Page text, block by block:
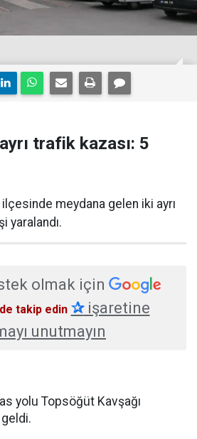
trafik kazası: 5
meydana gelen iki ayrı
yaralandı.
olmak için
takip edin ✰işaretine
unutmayın
yolu Topsöğüt Kavşağı